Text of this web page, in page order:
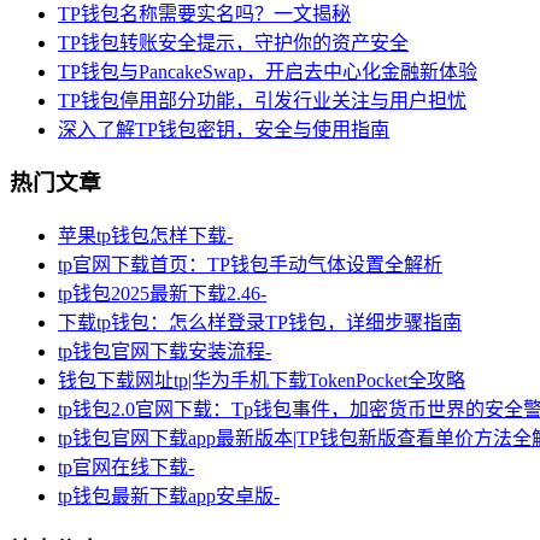
TP钱包名称需要实名吗？一文揭秘
TP钱包转账安全提示，守护你的资产安全
TP钱包与PancakeSwap，开启去中心化金融新体验
TP钱包停用部分功能，引发行业关注与用户担忧
深入了解TP钱包密钥，安全与使用指南
热门文章
苹果tp钱包怎样下载-
tp官网下载首页：TP钱包手动气体设置全解析
tp钱包2025最新下载2.46-
下载tp钱包：怎么样登录TP钱包，详细步骤指南
tp钱包官网下载安装流程-
钱包下载网址tp|华为手机下载TokenPocket全攻略
tp钱包2.0官网下载：Tp钱包事件，加密货币世界的安全
tp钱包官网下载app最新版本|TP钱包新版查看单价方法全
tp官网在线下载-
tp钱包最新下载app安卓版-